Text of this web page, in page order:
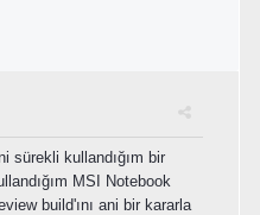
sürekli kullandığım bir
MSI Notebook
build'ını ani bir kararla